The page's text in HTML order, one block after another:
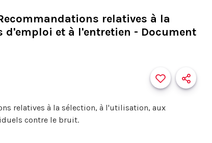
relatives à la
et à l'entretien - Document
relatives à la sélection, à l'utilisation, aux
contre le bruit.